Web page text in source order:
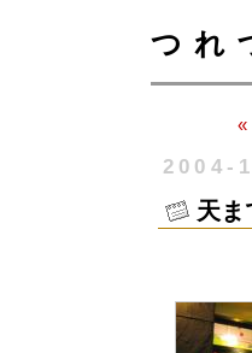
つれ
«
2004-
天ま